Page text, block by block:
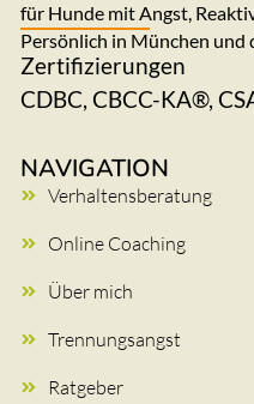
für Hunde mit Angst,
Persönlich in München
Zertifizierungen
CDBC, CBCC-KA®,
NAVIGATION
Verhaltensberatung
Online Coaching
Über mich
Trennungsangst
Ratgeber